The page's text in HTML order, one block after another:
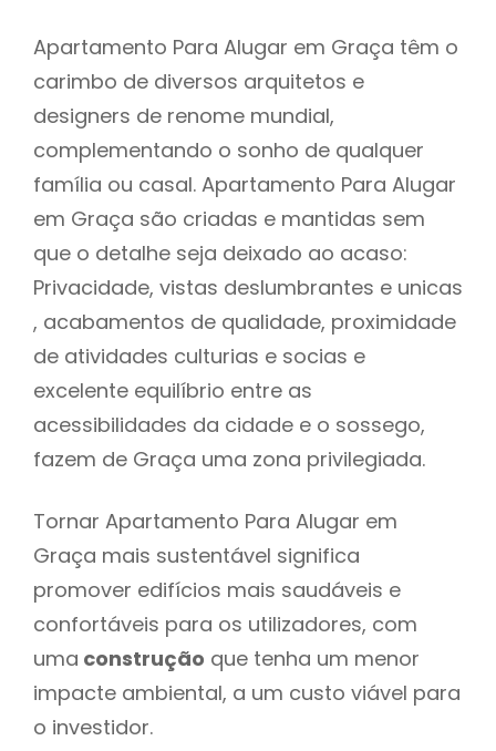
Apartamento Para Alugar em Graça têm o
carimbo de diversos arquitetos e
designers de renome mundial,
complementando o sonho de qualquer
família ou casal. Apartamento Para Alugar
em Graça são criadas e mantidas sem
que o detalhe seja deixado ao acaso:
Privacidade, vistas deslumbrantes e unicas
, acabamentos de qualidade, proximidade
de atividades culturias e socias e
excelente equilíbrio entre as
acessibilidades da cidade e o sossego,
fazem de Graça uma zona privilegiada.
Tornar Apartamento Para Alugar em
Graça mais sustentável significa
promover edifícios mais saudáveis e
confortáveis para os utilizadores, com
uma construção que tenha um menor
impacte ambiental, a um custo viável para
o investidor.